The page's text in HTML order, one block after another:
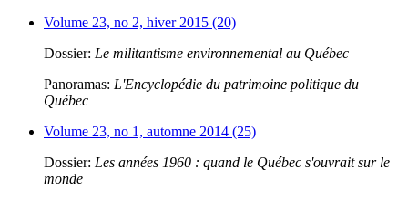
Volume 23, no 2, hiver 2015 (20)
Dossier: Le militantisme environnemental au Québec
Panoramas: L'Encyclopédie du patrimoine politique du
Québec
Volume 23, no 1, automne 2014 (25)
Dossier: Les années 1960 : quand le Québec s'ouvrait sur le
monde